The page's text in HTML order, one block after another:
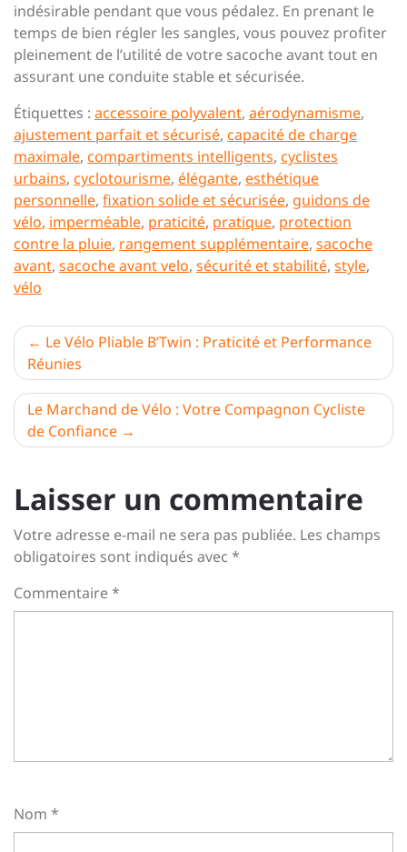
indésirable pendant que vous pédalez. En prenant le
temps de bien régler les sangles, vous pouvez profiter
pleinement de l’utilité de votre sacoche avant tout en
assurant une conduite stable et sécurisée.
Étiquettes : accessoire polyvalent, aérodynamisme,
ajustement parfait et sécurisé, capacité de charge
maximale, compartiments intelligents, cyclistes
urbains, cyclotourisme, élégante, esthétique
personnelle, fixation solide et sécurisée, guidons de
vélo, imperméable, praticité, pratique, protection
contre la pluie, rangement supplémentaire, sacoche
avant, sacoche avant velo, sécurité et stabilité, style,
vélo
Navigation
de
l’article
Le Vélo Pliable B’Twin : Praticité et Performance
Réunies
Le Marchand de Vélo : Votre Compagnon Cycliste
de Confiance
Laisser un commentaire
Votre adresse e-mail ne sera pas publiée. Les champs
obligatoires sont indiqués avec *
Commentaire*
Nom *